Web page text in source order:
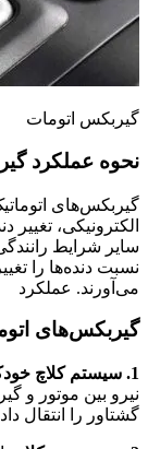
گیربکس اتومات
نحوه عملکرد
گیربکس‌های
الکترونیکی،
سایر شرایط
نسبت دنده‌ها را
می‌آورند. عملکرد
گیربکس‌های
1. سیستم کلاچ خودکار:
نیرو بین موتور و
گشتاور را انتقال